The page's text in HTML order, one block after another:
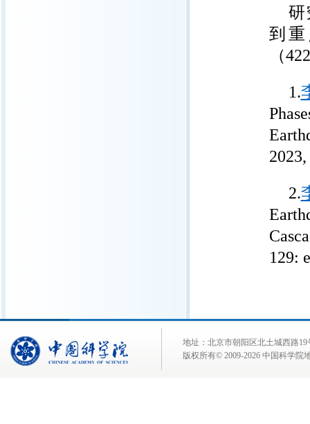
研
到重
（
1.
2.
129:
地址：北京市朝阳区北土城西路
版权所有© 2009-2026 中国科学院